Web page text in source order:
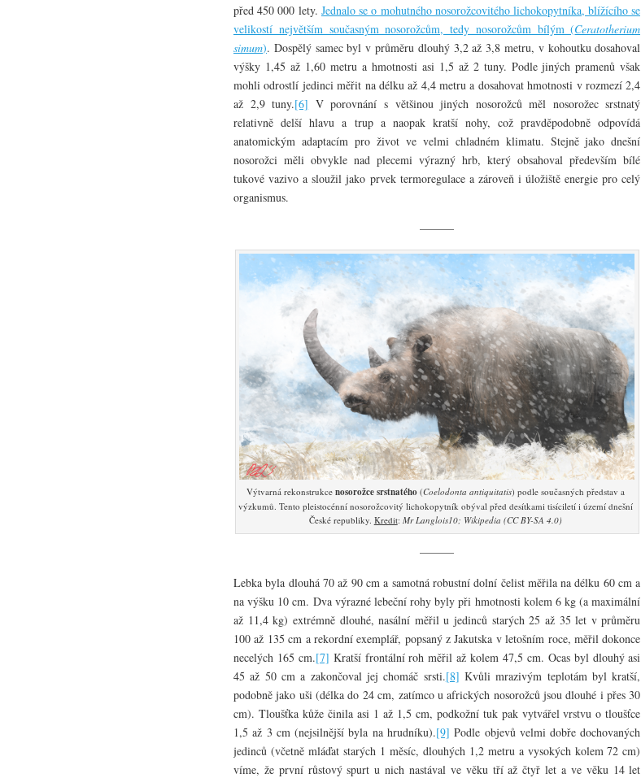
před 450 000 lety. Jednalo se o mohutného nosorožcovitého lichokopytníka, blížícího se
velikostí největším současným nosorožcům, tedy nosorožcům bílým (Ceratotherium
simum). Dospělý samec byl v průměru dlouhý 3,2 až 3,8 metru, v kohoutku dosahoval
výšky 1,45 až 1,60 metru a hmotnosti asi 1,5 až 2 tuny. Podle jiných pramenů však
mohli odrostlí jedinci měřit na délku až 4,4 metru a dosahovat hmotnosti v rozmezí 2,4
až 2,9 tuny.[6] V porovnání s většinou jiných nosorožců měl nosorožec srstnatý
relativně delší hlavu a trup a naopak kratší nohy, což pravděpodobně odpovídá
anatomickým adaptacím pro život ve velmi chladném klimatu. Stejně jako dnešní
nosorožci měli obvykle nad plecemi výrazný hrb, který obsahoval především bílé
tukové vazivo a sloužil jako prvek termoregulace a zároveň i úložiště energie pro celý
organismus.
———
Výtvarná rekonstrukcenosorožce srstnatého(Coelodonta antiquitatis) podle současných představ a
výzkumů. Tento pleistocénní nosorožcovitý lichokopytník obýval před desítkami tisíciletí i území dnešní
České republiky. Kredit: Mr Langlois10; Wikipedia (CC BY-SA 4.0)
———
Lebka byla dlouhá 70 až 90 cm a samotná robustní dolní čelist měřila na délku 60 cm a
na výšku 10 cm. Dva výrazné lebeční rohy byly při hmotnosti kolem 6 kg (a maximální
až 11,4 kg) extrémně dlouhé, nasální měřil u jedinců starých 25 až 35 let v průměru
100 až 135 cm a rekordní exemplář, popsaný z Jakutska v letošním roce, měřil dokonce
necelých 165 cm.[7] Kratší frontální roh měřil až kolem 47,5 cm. Ocas byl dlouhý asi
45 až 50 cm a zakončoval jej chomáč srsti.[8] Kvůli mrazivým teplotám byl kratší,
podobně jako uši (délka do 24 cm, zatímco u afrických nosorožců jsou dlouhé i přes 30
cm). Tloušťka kůže činila asi 1 až 1,5 cm, podkožní tuk pak vytvářel vrstvu o tloušťce
1,5 až 3 cm (nejsilnější byla na hrudníku).[9] Podle objevů velmi dobře dochovaných
jedinců (včetně mláďat starých 1 měsíc, dlouhých 1,2 metru a vysokých kolem 72 cm)
víme, že první růstový spurt u nich nastával ve věku tří až čtyř let a ve věku 14 let